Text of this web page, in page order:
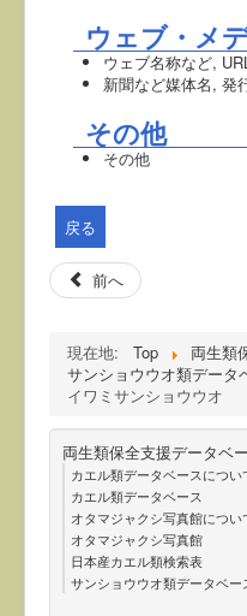
ウェブ・メ
ウェブ名称など,
新聞など媒体名, 発
その他
その他
戻る
前へ
現在地: Top
両生類
サンショウウオ類データ
イワミサンショウウオ
両生類保全支援データベ
カエル類データベースについ
カエル類データベース
オタマジャクシ写真館につい
オタマジャクシ写真館
日本産カエル類検索表
サンショウウオ類データベー